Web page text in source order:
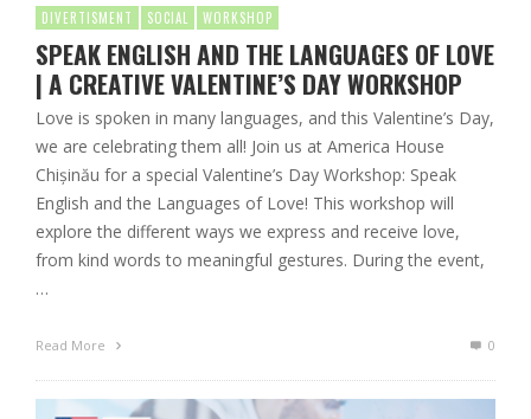
DIVERTISMENT SOCIAL WORKSHOP
SPEAK ENGLISH AND THE LANGUAGES OF LOVE
| A CREATIVE VALENTINE’S DAY WORKSHOP
Love is spoken in many languages, and this Valentine’s Day,
we are celebrating them all! Join us at America House
Chișinău for a special Valentine’s Day Workshop: Speak
English and the Languages of Love! This workshop will
explore the different ways we express and receive love,
from kind words to meaningful gestures. During the event,
…
Read More 0